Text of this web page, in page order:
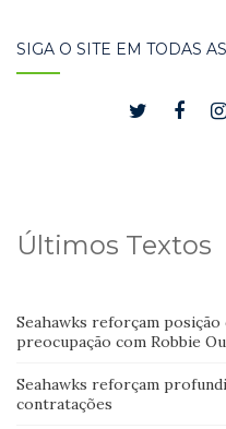
SIGA O SITE EM TODAS
Últimos Textos
Seahawks reforçam
preocupação com Robbie
Seahawks reforçam
contratações